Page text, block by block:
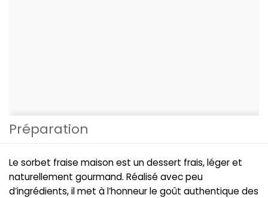
Préparation
Le sorbet fraise maison est un dessert frais, léger et
naturellement gourmand. Réalisé avec peu
d’ingrédients, il met à l’honneur le goût authentique des